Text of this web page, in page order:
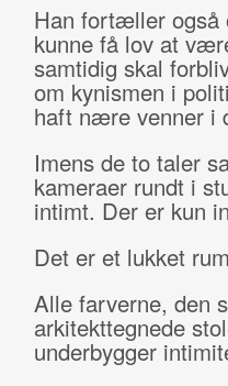
Han fortæller også
kunne få lov at
samtidig skal
om kynismen i
haft nære venner i
Imens de to taler
kameraer rundt i
intimt. Der er kun
Det er et lukket
Alle farverne, den
arkitekttegnede
underbygger